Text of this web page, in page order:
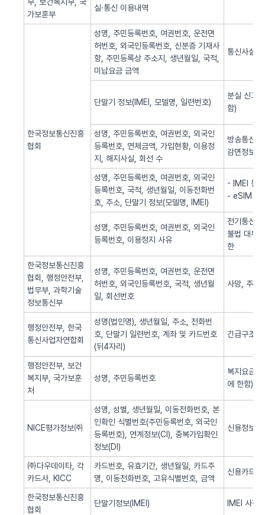
가보훈부
실·통신 이용내역
한국정보통신진흥
협회
성명, 주민등록번호, 여권번호, 운전면
허번호, 외국인등록번호, 신분증 기재사
항, 주민등록상 주소지, 생년월일, 국적,
미납요금 금액
통신사실
단말기 정보(IMEI, 모델명, 일련번호)
분실 신고
함)
성명, 주민등록번호, 여권번호, 외국인
등록번호, 연체금액, 가입현황, 이용정
지, 해지사실, 회선 수
방송통신
감면정보
성명, 주민등록번호, 여권번호, 외국인
등록번호, 국적, 생년월일, 이동전화번
호, 주소, 단말기 정보(모델명, IMEI)
- IMEI 통
- eSIM 동
성명, 주민등록번호, 여권번호, 외국인
등록번호, 이용정지 사유
전기통신
불법 대부
한
한국정보통신진흥
협회, 행정안전부,
법무부, 과학기술
정보통신부
성명, 주민등록번호, 여권번호, 운전면
허번호, 외국인등록번호, 국적, 생년월
일, 회선번호
사망, 주민
행정안전부, 한국
통신사업자연합회
성명(법인명), 생년월일, 주소, 전화번
호, 단말기 일련번호, 계좌 및 카드번호
(뒤4자리)
긴급구조(
행정안전부, 보건
복지부, 국가보훈
처
성명, 주민등록번호
복지요금
에 한함)
NICE평가정보㈜
성명, 성별, 생년월일, 이동전화번호, 본
인확인 식별번호(주민등록번호, 외국인
등록번호), 연계정보(CI), 중복가입확인
정보(DI)
신용정보
㈜다우데이타, 각
카드사, KICC
카드번호, 유효기간, 생년월일, 카드주
명, 이동전화번호, 고유식별번호, 금액
신용카드
한국정보통신진흥
협회
단말기정보(IMEI) IMEI 사전